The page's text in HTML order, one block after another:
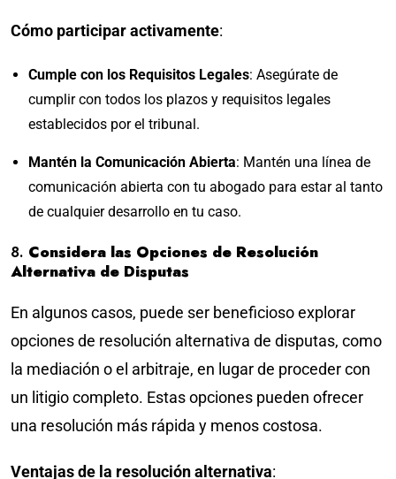
Cómo participar activamente:
Cumple con los Requisitos Legales: Asegúrate de
cumplir con todos los plazos y requisitos legales
establecidos por el tribunal.
Mantén la Comunicación Abierta: Mantén una línea de
comunicación abierta con tu abogado para estar al tanto
de cualquier desarrollo en tu caso.
8. Considera las Opciones de Resolución
Alternativa de Disputas
En algunos casos, puede ser beneficioso explorar
opciones de resolución alternativa de disputas, como
la mediación o el arbitraje, en lugar de proceder con
un litigio completo. Estas opciones pueden ofrecer
una resolución más rápida y menos costosa.
Ventajas de la resolución alternativa: